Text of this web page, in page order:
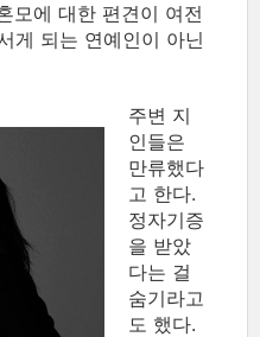
모에 대한 편견이 여전
게 되는 연예인이 아닌
주변 지
인들은
만류했다
고 한다.
정자기증
을 받았
다는 걸
숨기라고
도 했다.